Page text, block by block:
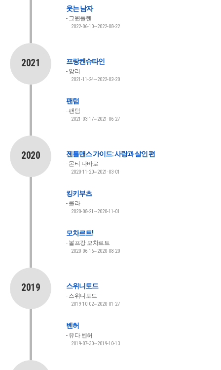
웃는 남자
그윈플렌
2022-06-10~2022-08-22
2021 프랑켄슈타인
앙리
2021-11-24~2022-02-20
팬텀
팬텀
2021-03-17~2021-06-27
2020 젠틀맨스 가이드: 사랑과 살인 편
몬티 나바로
2020-11-20~2021-03-01
킹키부츠
롤라
2020-08-21~2020-11-01
모차르트!
볼프강 모차르트
2020-06-16~2020-08-20
2019 스위니토드
스위니토드
2019-10-02~2020-01-27
벤허
유다 벤허
2019-07-30~2019-10-13